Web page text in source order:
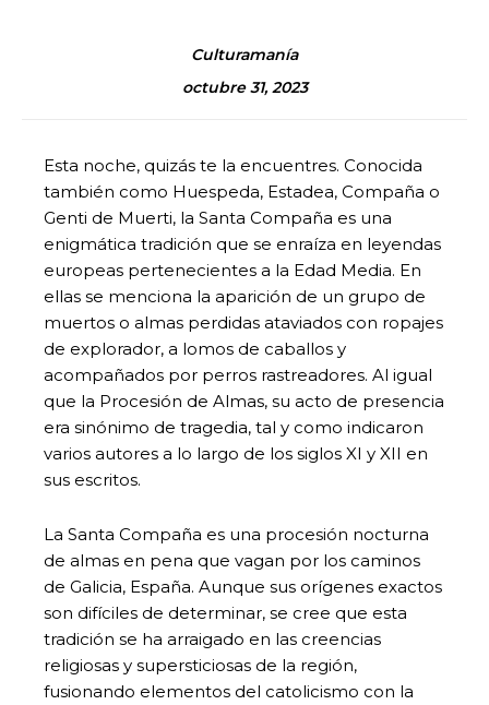
Culturamanía
octubre 31, 2023
Esta noche, quizás te la encuentres. Conocida
también como Huespeda, Estadea, Compaña o
Genti de Muerti, la Santa Compaña es una
enigmática tradición que se enraíza en leyendas
europeas pertenecientes a la Edad Media. En
ellas se menciona la aparición de un grupo de
muertos o almas perdidas ataviados con ropajes
de explorador, a lomos de caballos y
acompañados por perros rastreadores. Al igual
que la Procesión de Almas, su acto de presencia
era sinónimo de tragedia, tal y como indicaron
varios autores a lo largo de los siglos XI y XII en
sus escritos.
La Santa Compaña es una procesión nocturna
de almas en pena que vagan por los caminos
de Galicia, España. Aunque sus orígenes exactos
son difíciles de determinar, se cree que esta
tradición se ha arraigado en las creencias
religiosas y supersticiosas de la región,
fusionando elementos del catolicismo con la